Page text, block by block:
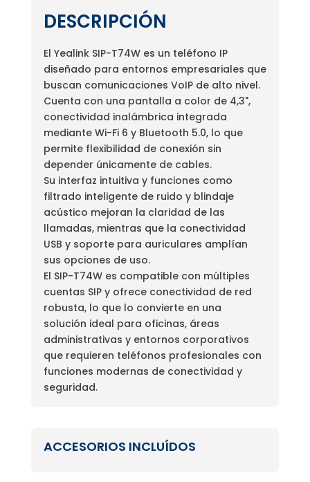
DESCRIPCIÓN
El Yealink SIP-T74W es un teléfono IP
diseñado para entornos empresariales que
buscan comunicaciones VoIP de alto nivel.
Cuenta con una pantalla a color de 4,3",
conectividad inalámbrica integrada
mediante Wi-Fi 6 y Bluetooth 5.0, lo que
permite flexibilidad de conexión sin
depender únicamente de cables.
Su interfaz intuitiva y funciones como
filtrado inteligente de ruido y blindaje
acústico mejoran la claridad de las
llamadas, mientras que la conectividad
USB y soporte para auriculares amplían
sus opciones de uso.
El SIP-T74W es compatible con múltiples
cuentas SIP y ofrece conectividad de red
robusta, lo que lo convierte en una
solución ideal para oficinas, áreas
administrativas y entornos corporativos
que requieren teléfonos profesionales con
funciones modernas de conectividad y
seguridad.
ACCESORIOS INCLUÍDOS